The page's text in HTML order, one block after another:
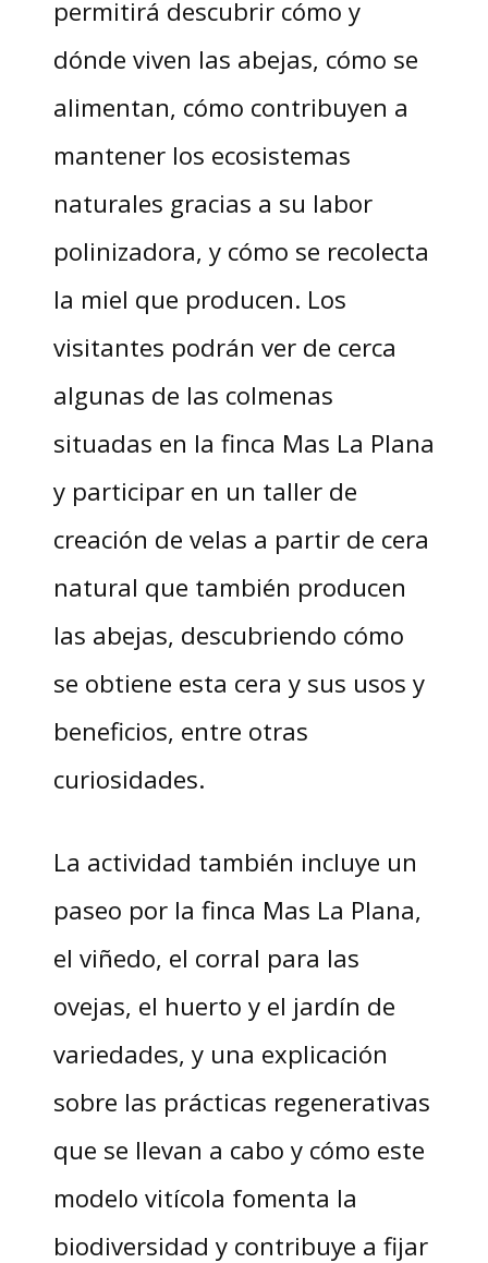
permitirá descubrir cómo y
dónde viven las abejas, cómo se
alimentan, cómo contribuyen a
mantener los ecosistemas
naturales gracias a su labor
polinizadora, y cómo se recolecta
la miel que producen. Los
visitantes podrán ver de cerca
algunas de las colmenas
situadas en la finca Mas La Plana
y participar en un taller de
creación de velas a partir de cera
natural que también producen
las abejas, descubriendo cómo
se obtiene esta cera y sus usos y
beneficios, entre otras
curiosidades.
La actividad también incluye un
paseo por la finca Mas La Plana,
el viñedo, el corral para las
ovejas, el huerto y el jardín de
variedades, y una explicación
sobre las prácticas regenerativas
que se llevan a cabo y cómo este
modelo vitícola fomenta la
biodiversidad y contribuye a fijar